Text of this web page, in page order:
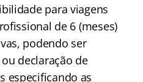
para viagens
de 6 (meses)
podendo ser
declaração de
especificando as